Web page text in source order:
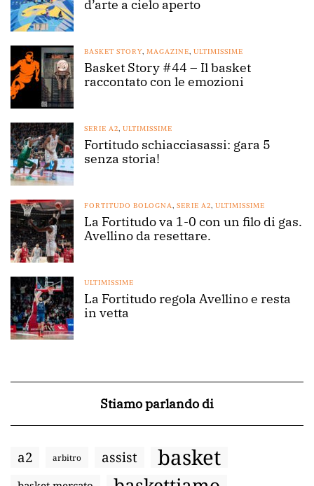
d’arte a cielo aperto
BASKET STORY, MAGAZINE, ULTIMISSIME
Basket Story #44 – Il basket
raccontato con le emozioni
SERIE A2, ULTIMISSIME
Fortitudo schiacciasassi: gara 5
senza storia!
FORTITUDO BOLOGNA, SERIE A2, ULTIMISSIME
La Fortitudo va 1-0 con un filo di gas.
Avellino da resettare.
ULTIMISSIME
La Fortitudo regola Avellino e resta
in vetta
Stiamo parlando di
a2 arbitro assist basket